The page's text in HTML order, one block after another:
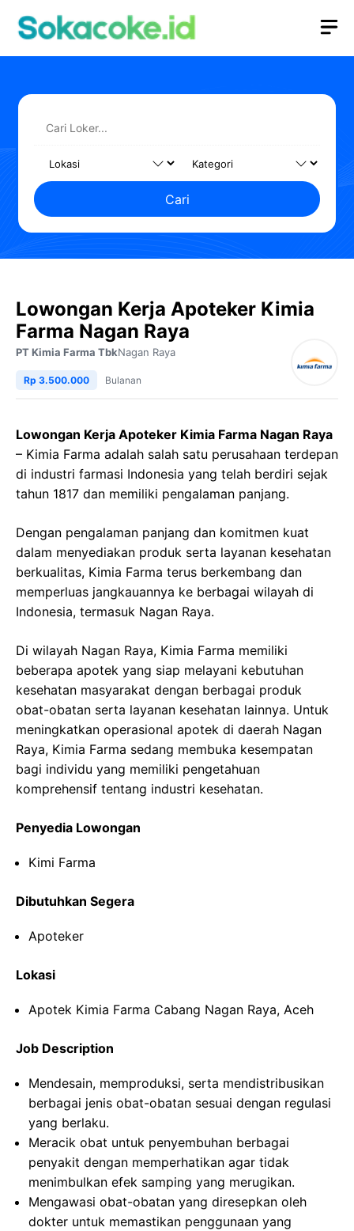
Cari
Lowongan Kerja Apoteker Kimia
Farma Nagan Raya
PT Kimia Farma TbkNagan Raya
Rp 3.500.000 Bulanan
Lowongan Kerja Apoteker Kimia Farma Nagan Raya
– Kimia Farma adalah salah satu perusahaan terdepan
di industri farmasi Indonesia yang telah berdiri sejak
tahun 1817 dan memiliki pengalaman panjang.
Dengan pengalaman panjang dan komitmen kuat
dalam menyediakan produk serta layanan kesehatan
berkualitas, Kimia Farma terus berkembang dan
memperluas jangkauannya ke berbagai wilayah di
Indonesia, termasuk Nagan Raya.
Di wilayah Nagan Raya, Kimia Farma memiliki
beberapa apotek yang siap melayani kebutuhan
kesehatan masyarakat dengan berbagai produk
obat-obatan serta layanan kesehatan lainnya. Untuk
meningkatkan operasional apotek di daerah Nagan
Raya, Kimia Farma sedang membuka kesempatan
bagi individu yang memiliki pengetahuan
komprehensif tentang industri kesehatan.
Penyedia Lowongan
Kimi Farma
Dibutuhkan Segera
Apoteker
Lokasi
Apotek Kimia Farma Cabang Nagan Raya, Aceh
Job Description
Mendesain, memproduksi, serta mendistribusikan
berbagai jenis obat-obatan sesuai dengan regulasi
yang berlaku.
Meracik obat untuk penyembuhan berbagai
penyakit dengan memperhatikan agar tidak
menimbulkan efek samping yang merugikan.
Mengawasi obat-obatan yang diresepkan oleh
dokter untuk memastikan penggunaan yang